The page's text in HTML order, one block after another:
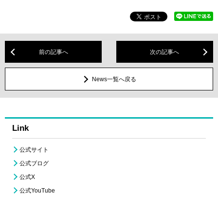
前の記事へ 次の記事へ
News一覧へ戻る
Link
公式サイト
公式ブログ
公式X
公式YouTube